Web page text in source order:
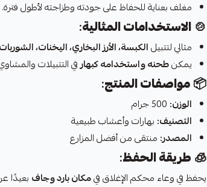
مغلف بعناية للحفاظ على جودته وطزاجته لأطول فترة.
🍲الاستخدامات المثالية:
مثالي لتتبيلالكبسة، الأرز البخاري، اليخنات،
يمكنطحنه واستخدامه كبهارفي التتبيلات
📦مواصفات المنتج:
الوزن:
التصنيف: بهارات وأعشاب طبيعية
المصدر: منتقى من أفضل المزارع
🧊طريقة الحفظ:
يحفظ في وعاء محكم الإغلاق فيمكان بارد وجاف بعيدًا